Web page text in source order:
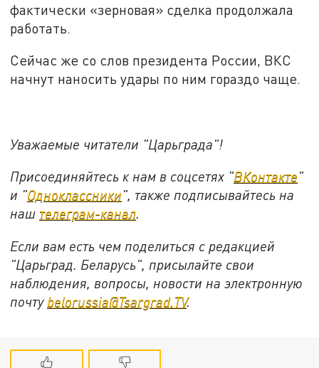
фактически «зерновая» сделка продолжала
работать.
Сейчас же со слов президента России, ВКС
начнут наносить удары по ним гораздо чаще.
Уважаемые читатели "Царьграда"!
Присоединяйтесь к нам в соцсетях "ВКонтакте"
и "Одноклассники", также подписывайтесь на
наш телеграм-канал.
Если вам есть чем поделиться с редакцией
"Царьград. Беларусь", присылайте свои
наблюдения, вопросы, новости на электронную
почту belorussia@Tsargrad.TV.